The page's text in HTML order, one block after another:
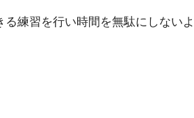
練習を行い時間を無駄にしないよ